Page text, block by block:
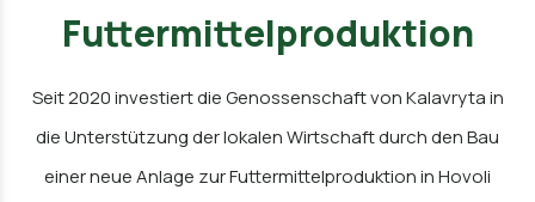
Futtermittelproduktion
Seit 2020 investiert die Genossenschaft von Kalavryta in
die Unterstützung der lokalen Wirtschaft durch den Bau
einer neue Anlage zur Futtermittelproduktion in Hovoli